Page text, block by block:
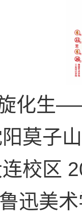
化生
莫子
校区
鲁迅美